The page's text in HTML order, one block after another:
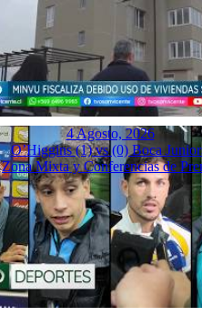
4 Agosto, 2026
O’Higgins (1) vs (0) Boca
Zona Mixta y Conferencias de